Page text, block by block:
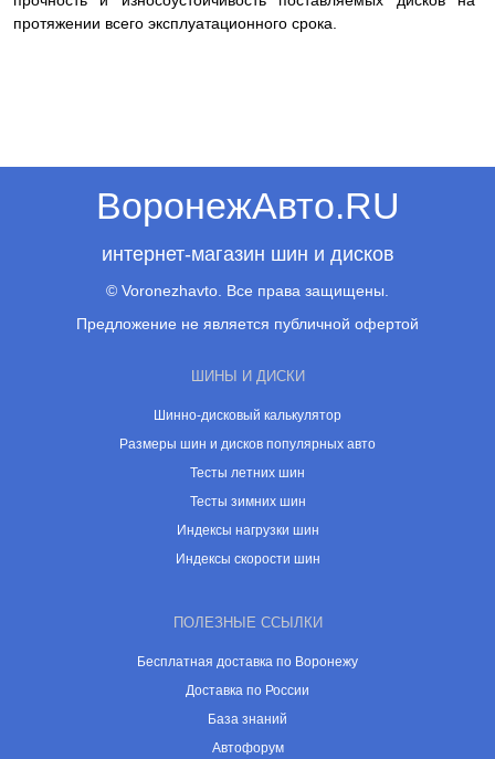
протяжении всего эксплуатационного срока.
ВоронежАвто.RU
интернет-магазин шин и дисков
© Voronezhavto. Все права защищены.
Предложение не является публичной офертой
ШИНЫ И ДИСКИ
Шинно-дисковый калькулятор
Размеры шин и дисков популярных авто
Тесты летних шин
Тесты зимних шин
Индексы нагрузки шин
Индексы скорости шин
ПОЛЕЗНЫЕ ССЫЛКИ
Бесплатная доставка по Воронежу
Доставка по России
База знаний
Автофорум